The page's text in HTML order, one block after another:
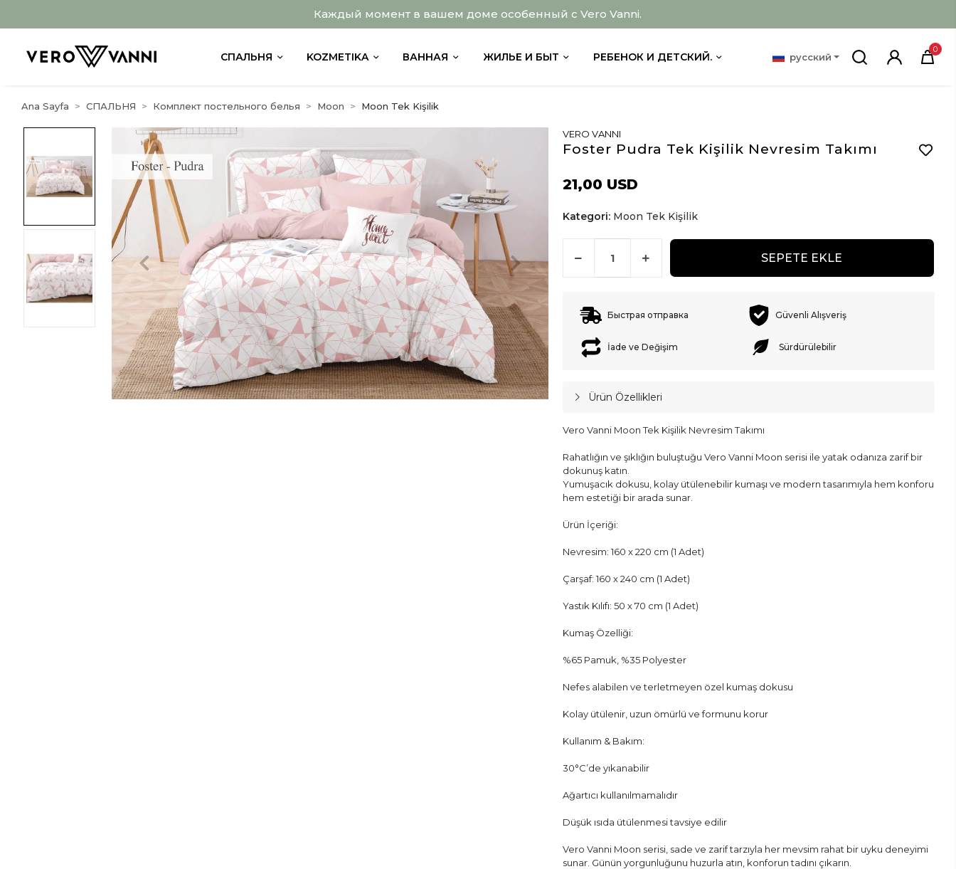
Каждый момент в вашем доме особенный с Vero Vanni.
СПАЛЬНЯ KOZMETIKA ВАННАЯ ЖИЛЬЕ И БЫТ РЕБЕНОК И ДЕТСКИЙ. русский
0
Ana Sayfa СПАЛЬНЯ Комплект постельного белья Moon Moon Tek Kişilik
VERO VANNI
Foster Pudra Tek Kişilik Nevresim Takımı
21,00 USD
Kategori: Moon Tek Kişilik
SEPETE EKLE
Быстрая отправка Güvenli Alışveriş
İade ve Değişim Sürdürülebilir
Ürün Özellikleri
Vero Vanni Moon Tek Kişilik Nevresim Takımı
Rahatlığın ve şıklığın buluştuğu Vero Vanni Moon serisi ile yatak odanıza zarif bir
dokunuş katın.
Yumuşacık dokusu, kolay ütülenebilir kumaşı ve modern tasarımıyla hem konforu
hem estetiği bir arada sunar.
Ürün İçeriği:
Nevresim: 160 x 220 cm (1 Adet)
Çarşaf: 160 x 240 cm (1 Adet)
Yastık Kılıfı: 50 x 70 cm (1 Adet)
Kumaş Özelliği:
%65 Pamuk, %35 Polyester
Nefes alabilen ve terletmeyen özel kumaş dokusu
Kolay ütülenir, uzun ömürlü ve formunu korur
Kullanım & Bakım:
30°C’de yıkanabilir
Ağartıcı kullanılmamalıdır
Düşük ısıda ütülenmesi tavsiye edilir
Vero Vanni Moon serisi, sade ve zarif tarzıyla her mevsim rahat bir uyku deneyimi
sunar. Günün yorgunluğunu huzurla atın, konforun tadını çıkarın.